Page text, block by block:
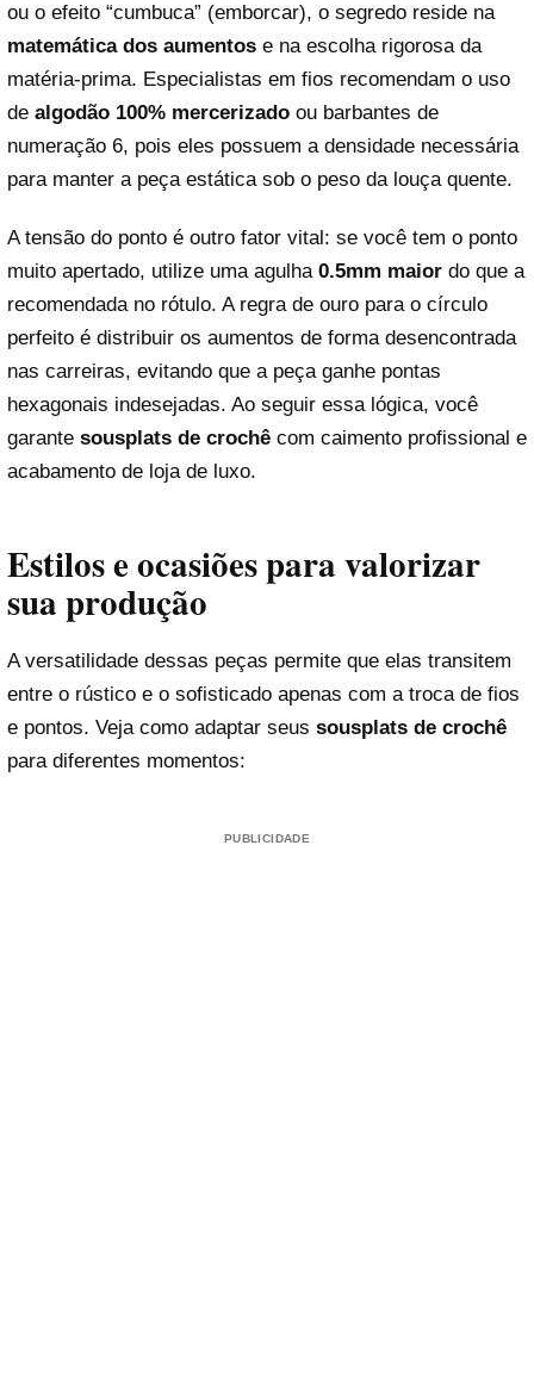
ou o efeito “cumbuca” (emborcar), o segredo reside na
matemática dos aumentos e na escolha rigorosa da
matéria-prima. Especialistas em fios recomendam o uso
de algodão 100% mercerizado ou barbantes de
numeração 6, pois eles possuem a densidade necessária
para manter a peça estática sob o peso da louça quente.
A tensão do ponto é outro fator vital: se você tem o ponto
muito apertado, utilize uma agulha 0.5mm maior do que a
recomendada no rótulo. A regra de ouro para o círculo
perfeito é distribuir os aumentos de forma desencontrada
nas carreiras, evitando que a peça ganhe pontas
hexagonais indesejadas. Ao seguir essa lógica, você
garante sousplats de crochê com caimento profissional e
acabamento de loja de luxo.
Estilos e ocasiões para valorizar
sua produção
A versatilidade dessas peças permite que elas transitem
entre o rústico e o sofisticado apenas com a troca de fios
e pontos. Veja como adaptar seus sousplats de crochê
para diferentes momentos:
PUBLICIDADE